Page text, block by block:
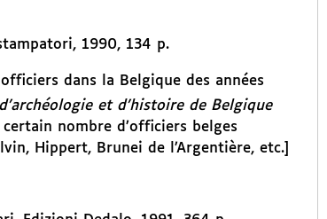
1990, 134 p.
dans la Belgique des années
et d’histoire de Belgique
nombre d’officiers belges
Hippert, Brunei de l’Argentière, etc.]